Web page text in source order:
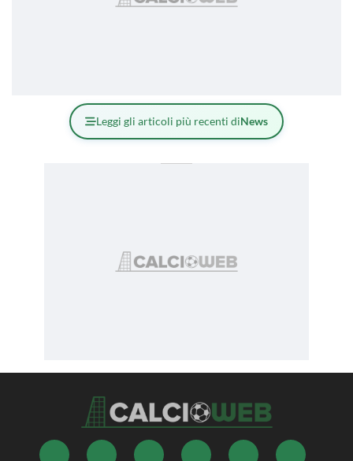
Leggi gli articoli più recenti diNews